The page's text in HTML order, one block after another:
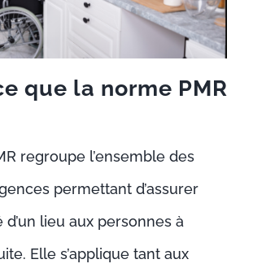
que la norme PMR
regroupe l’ensemble des
permettant d’assurer
d’un lieu aux personnes à
Elle s’applique tant aux